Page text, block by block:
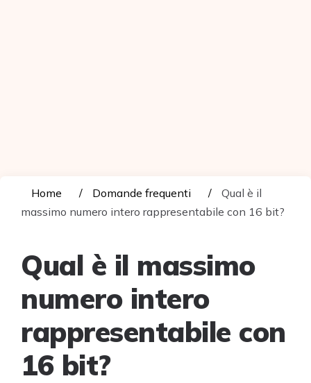
Home Domande frequenti
Qual è il
massimo numero intero rappresentabile con 16 bit?
Qual è il massimo
numero intero
rappresentabile con
16 bit?